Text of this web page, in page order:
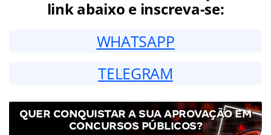
link abaixo e inscreva-se:
WHATSAPP
TELEGRAM
QUER CONQUISTAR A SUA APROVAÇÃO EM
CONCURSOS PÚBLICOS?